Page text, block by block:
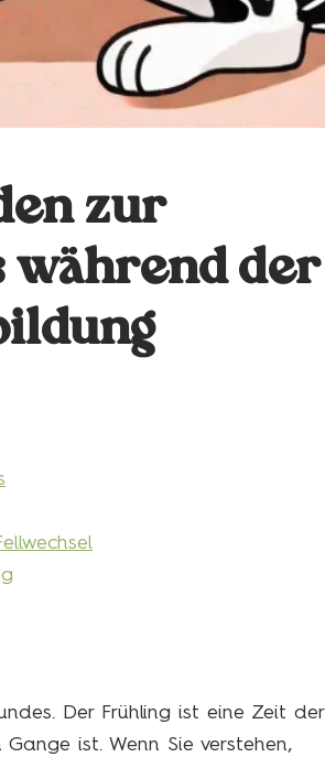
zur
während der
Der Frühling ist eine Zeit der
ist. Wenn Sie verstehen,